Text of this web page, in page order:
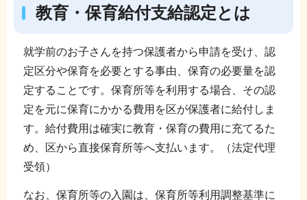
教育・保育給付支給認定とは
就学前のお子さんを持つ保護者から申請を受け、認
定区分や保育を必要とする事由、保育の必要量を認
定することです。保育所等を利用する場合、その認
定を元に保育にかかる費用を区が保護者に給付しま
す。給付費用は確実に教育・保育の費用に充てるた
め、区から直接保育所等へ支払います。（法定代理
受領）
なお、保育所等の入園は、保育所等利用調整基準に